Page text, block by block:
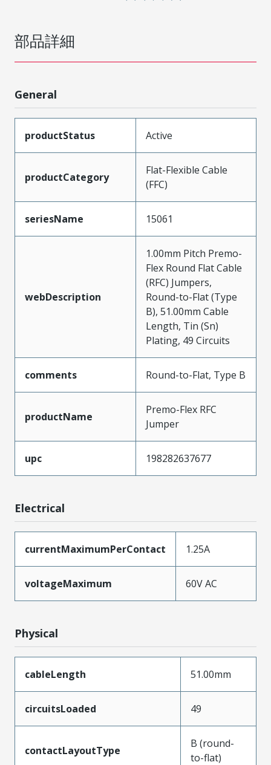
部品詳細
General
productStatus Active
productCategory
Flat-Flexible Cable
(FFC)
seriesName 15061
webDescription
1.00mm Pitch Premo-
Flex Round Flat Cable
(RFC) Jumpers,
Round-to-Flat (Type
B), 51.00mm Cable
Length, Tin (Sn)
Plating, 49 Circuits
comments Round-to-Flat, Type B
productName
Premo-Flex RFC
Jumper
upc 198282637677
Electrical
currentMaximumPerContact 1.25A
voltageMaximum 60V AC
Physical
cableLength 51.00mm
circuitsLoaded 49
contactLayoutType
B (round-
to-flat)